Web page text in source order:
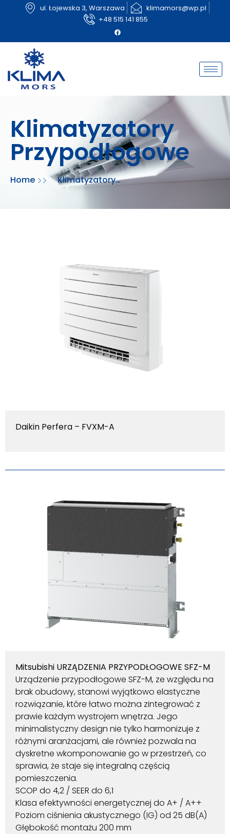
ul. Łojewska 3, Warszawa
klimamors@wp.pl
+48 515 141 855
Klimatyzatory
Przypodłogowe
Home
Klimatyzatory
przypodłogowe
Daikin Perfera – FVXM-A
Mitsubishi URZĄDZENIA PRZYPODŁOGOWE SFZ-M
Urządzenie przypodłogowe SFZ-M, ze względu na
brak obudowy, stanowi wyjątkowo elastyczne
rozwiązanie, które łatwo można zintegrować z
prawie każdym wystrojem wnętrza. Jego
minimalistyczny design nie tylko harmonizuje z
różnymi aranżacjami, ale również pozwala na
dyskretne wkomponowanie go w przestrzeń, co
sprawia, że staje się integralną częścią
pomieszczenia.
SCOP do 4,2 / SEER do 6,1
Klasa efektywności energetycznej do A+ / A++
Poziom ciśnienia akustycznego (IG) od 25 dB(A)
Głębokość montażu 200 mm